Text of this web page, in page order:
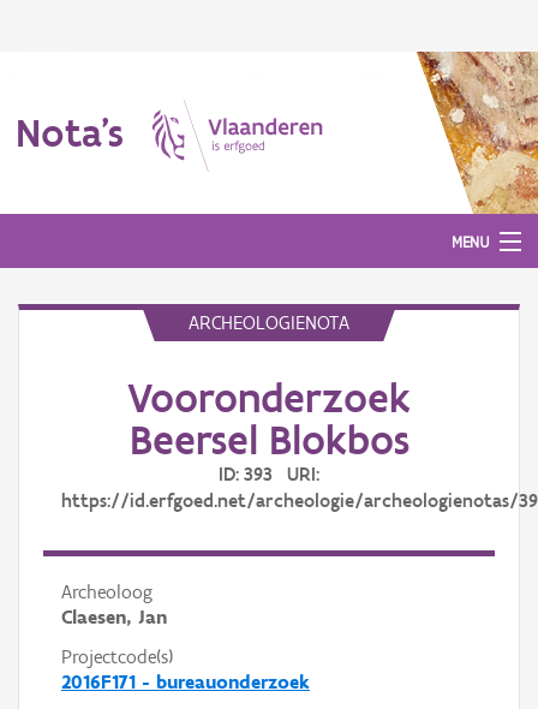
Nota's
MENU
ARCHEOLOGIENOTA
Vooronderzoek
Beersel Blokbos
ID: 393 URI:
https://id.erfgoed.net/archeologie/archeologienotas/
Archeoloog
Claesen, Jan
Projectcode(s)
2016F171 - bureauonderzoek